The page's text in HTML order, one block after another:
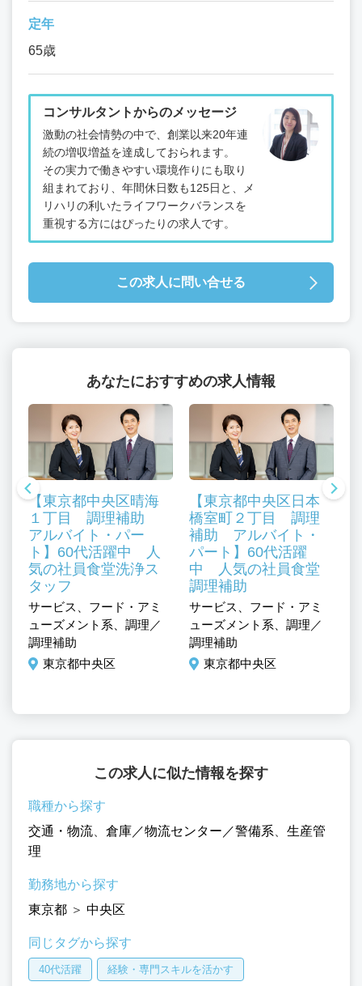
定年
65歳
コンサルタントからのメッセージ
激動の社会情勢の中で、創業以来20年連
続の増収増益を達成しておられます。
その実力で働きやすい環境作りにも取り
組まれており、年間休日数も125日と、メ
リハリの利いたライフワークバランスを
重視する方にはぴったりの求人です。
この求人に問い合せる
あなたにおすすめの求人情報
【東京都中央区晴海
１丁目 調理補助
アルバイト・パー
ト】60代活躍中 人
気の社員食堂洗浄ス
タッフ
サービス、フード・アミ
ューズメント系、調理／
調理補助
東京都中央区
【東京都中央区日本
橋室町２丁目 調理
補助 アルバイト・
パート】60代活躍
中 人気の社員食堂
調理補助
サービス、フード・アミ
ューズメント系、調理／
調理補助
東京都中央区
この求人に似た情報を探す
職種から探す
交通・物流
倉庫／物流センター／警備系
生産管
理
勤務地から探す
東京都 ＞ 中央区
同じタグから探す
40代活躍 経験・専門スキルを活かす